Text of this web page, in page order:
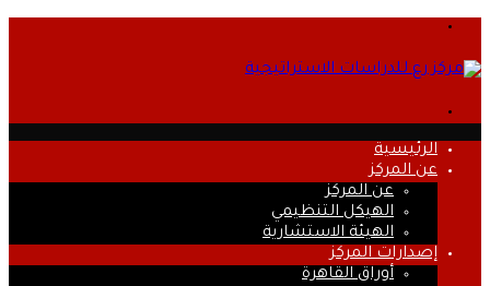
الرئيسية
عن المركز
عن المركز
الهيكل التنظيمي
الهيئة الاستشارية
إصدارات المركز
أوراق القاهرة